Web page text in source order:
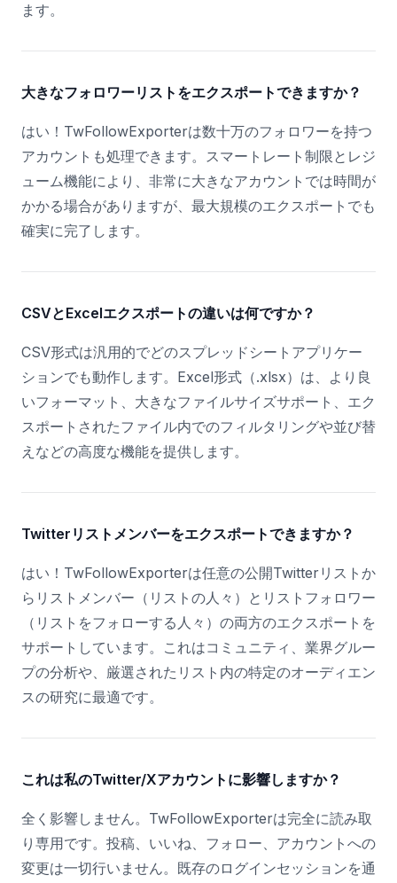
ます。
大きなフォロワーリストをエクスポートできますか？
はい！TwFollowExporterは数十万のフォロワーを持つ
アカウントも処理できます。スマートレート制限とレジ
ューム機能により、非常に大きなアカウントでは時間が
かかる場合がありますが、最大規模のエクスポートでも
確実に完了します。
CSVとExcelエクスポートの違いは何ですか？
CSV形式は汎用的でどのスプレッドシートアプリケー
ションでも動作します。Excel形式（.xlsx）は、より良
いフォーマット、大きなファイルサイズサポート、エク
スポートされたファイル内でのフィルタリングや並び替
えなどの高度な機能を提供します。
Twitterリストメンバーをエクスポートできますか？
はい！TwFollowExporterは任意の公開Twitterリストか
らリストメンバー（リストの人々）とリストフォロワー
（リストをフォローする人々）の両方のエクスポートを
サポートしています。これはコミュニティ、業界グルー
プの分析や、厳選されたリスト内の特定のオーディエン
スの研究に最適です。
これは私のTwitter/Xアカウントに影響しますか？
全く影響しません。TwFollowExporterは完全に読み取
り専用です。投稿、いいね、フォロー、アカウントへの
変更は一切行いません。既存のログインセッションを通